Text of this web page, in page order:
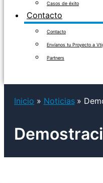
Casos de éxito
Contacto
Contacto
Envíanos tu Proyecto a
Partners
Inicio Noticias